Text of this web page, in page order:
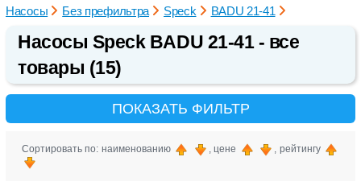
Насосы Без префильтра Speck BADU 21-41
Насосы Speck BADU 21-41 - все
товары (15)
ПОКАЗАТЬ ФИЛЬТР
Сортировать по: наименованию , цене , рейтингу